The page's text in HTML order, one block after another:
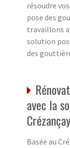
résoudre
pose des
travaillons
solution
des
avec la
Basée au